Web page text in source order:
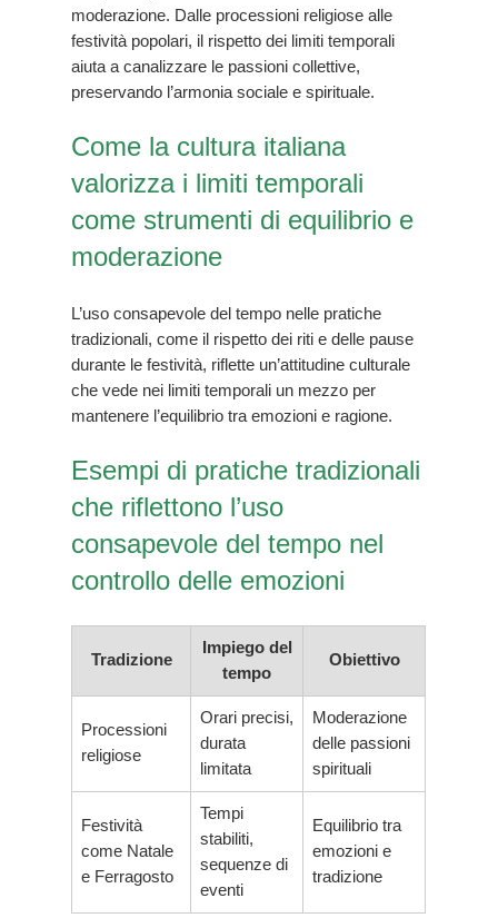
moderazione. Dalle processioni religiose alle
festività popolari, il rispetto dei limiti temporali
aiuta a canalizzare le passioni collettive,
preservando l’armonia sociale e spirituale.
Come la cultura italiana
valorizza i limiti temporali
come strumenti di equilibrio e
moderazione
L’uso consapevole del tempo nelle pratiche
tradizionali, come il rispetto dei riti e delle pause
durante le festività, riflette un’attitudine culturale
che vede nei limiti temporali un mezzo per
mantenere l’equilibrio tra emozioni e ragione.
Esempi di pratiche tradizionali
che riflettono l’uso
consapevole del tempo nel
controllo delle emozioni
Tradizione
Impiego del
tempo
Obiettivo
Processioni
religiose
Orari precisi,
durata
limitata
Moderazione
delle passioni
spirituali
Festività
come Natale
e Ferragosto
Tempi
stabiliti,
sequenze di
eventi
Equilibrio tra
emozioni e
tradizione